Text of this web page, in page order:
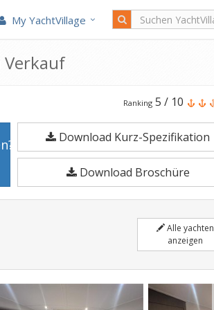
My YachtVillage
Verkauf
Beneteau
Gt
41
ist
12,67
Meter
Motoryacht
Jahr
gefertigt.
Ranking 5 / 10
Download Kurz-Spezifikation
Download Broschüre
Alle yachten
anzeigen